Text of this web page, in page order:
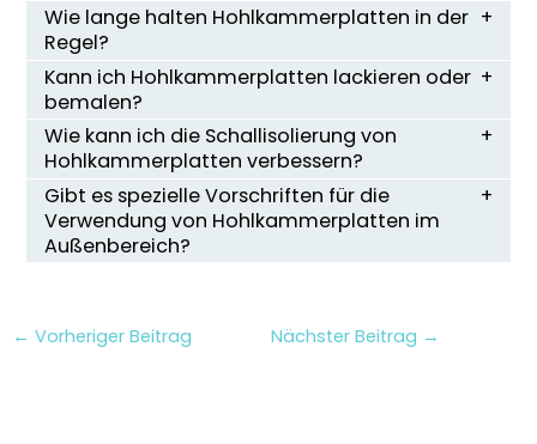
Wie lange halten Hohlkammerplatten in der
Regel?
Kann ich Hohlkammerplatten lackieren oder
bemalen?
Wie kann ich die Schallisolierung von
Hohlkammerplatten verbessern?
Gibt es spezielle Vorschriften für die
Verwendung von Hohlkammerplatten im
Außenbereich?
← Vorheriger Beitrag Nächster Beitrag →